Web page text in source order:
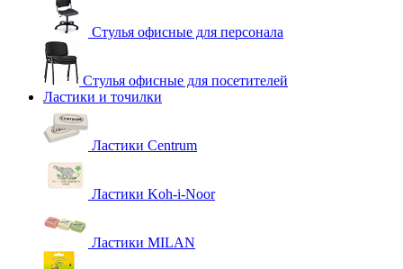
Стулья офисные для персонала
Стулья офисные для посетителей
Ластики и точилки
Ластики Centrum
Ластики Koh-i-Noor
Ластики MILAN